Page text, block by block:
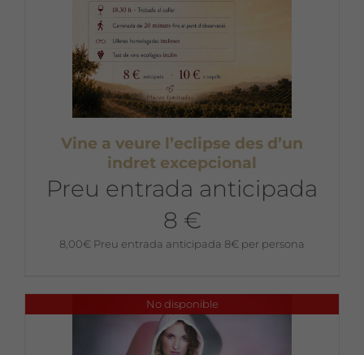
Vine a veure l’eclipse des d’un
indret excepcional
Preu entrada anticipada
8 €
8,00€ Preu entrada anticipada 8€ per persona
No disponible